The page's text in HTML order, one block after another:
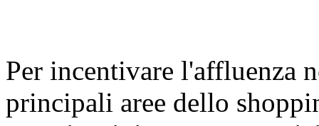
Per incentivare l'affluenza
principali aree dello